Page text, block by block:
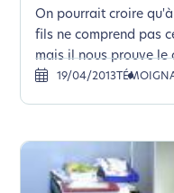
On pourrait croire
fils ne comprend pas
mais il nous prouve le
19/04/2013